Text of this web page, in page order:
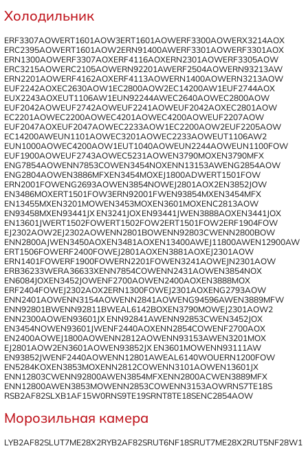
Холодильник
ERF3307AOWERT1601AOW3ERT1601AOWERF3300AOWERX3214AOX
ERC2395AOWERT1601AOW2ERN91400AWERF3301AOWERF3301AOX
ERN1300AOWERF3307AOXERF4116AOXERN2301AOWERF3305AOW
ERC3215AOWERC2105AOWERN92201AWERF2504AOWERN93213AW
ERN2201AOWERF4162AOXERF4113AOWERN1400AOWERN3213AOW
EUF2242AOXEC2630AOW1EC2800AOW2EC14200AW1EUF2744AOX
EUX2243AOXEUT1106AW1EUN92244AWEC2640AOWEC2800AOW
EUF2042AOWEUF2742AOWEUF2241AOWEUF2042AOXEC2801AOW
EC2201AOWEC2200AOWEC4201AOWEC4200AOWEUF2207AOW
EUF2047AOXEUF2047AOWEC2233AOW1EC2200AOW2EUF2205AOW
EC14200AWEUN1101AOWEC3201AOWEC2233AOWEUT1106AW2
EUN1000AOWEC4200AOW1EUT1040AOWEUN2244AOWEUN1100FOW
EUF1900AOWEUF2743AOWEC5231AOWEN3790MOXEN3790MFX
ENG7854AOWENN7853COWEN3454NOXENN13153AWENG2854AOW
ENG2804AOWEN3886MFXEN3454MOXEJ1800ADWERT1501FOW
ERN2001FOWENG2693AOWEN3854NOWEJ2801AOX2EN3852JOW
EN3486MOXERT1501FOW3ERN92001FWEN93854MXEN3454MFX
EN13455MXEN3201MOWEN3453MOXEN3601MOXENC2813AOW
EN93458MXEN93441JX EN3241JOXEN93441JWEN3888AOXEN3441JOX
EN13601JWERT1502FOWERT1502FOW2ERT1501FOW2ERF1904FOW
EJ2302AOW2EJ2302AOWENN2801BOWENN92803CWENN2800BOW
ENN2800AJWEN3450AOXEN3481AOXEN13400AWEJ11800AWEN12900AW
ERT1506FOWERF2400FOWEJ2801AOXEN3881AOXEJ2301AOW
ERN1401FOWERF1900FOWERN2201FOWEN3241AOWEJN2301AOW
ERB36233WERA36633XENN7854COWENN2431AOWEN3854NOX
EN6084JOXEN3452JOWENF2700AOWEN2400AOXEN3888MOX
ERF2404FOWEJ2302AOX2ERN1300FOWEJ2301AOXENG2793AOW
ENN2401AOWENN3154AOWENN2841AOWENG94596AWEN3889MFW
ENN92801BWENN92811BWEAL6142BOXEN3790MOWEJ2301AOW2
ENN2300AOWEN93601JX ENN92841AWENN92853CWEN3452JOX
EN3454NOWEN93601JWENF2440AOXENN2854COWENF2700AOX
EN2400AOWEJ1800AOWENN2812AOWENN93153AWEN3201MOX
EJ2801AOW2EN3601AOWEN93852JX EN3601MOWENN93111AW
EN93852JWENF2440AOWENN12801AWEAL6140WOUERN1200FOW
EN5284KOXEN3853MOXENN2812COWENN3101AOWEN13601JX
ENN12803CWENN92800AWEN3854MFXENN2800ACWEN3889MFX
ENN12800AWEN3853MOWENN2853COWENN3153AOWRNS7TE18S
RSB2AF82SLXB1AF15W0RNS9TE19SRNT8TE18SENC2854AOW
Морозильная камера
LYB2AF82SLUT7ME28X2RYB2AF82SRUT6NF18SRUT7ME28X2RUT5NF28W1